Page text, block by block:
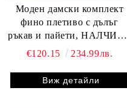
Моден дамски комплект
фино плетиво с дълъг
ръкав и пайети, НАЛЧИЕН
бял L размер
€120.15 234.99лв.
Виж детайли